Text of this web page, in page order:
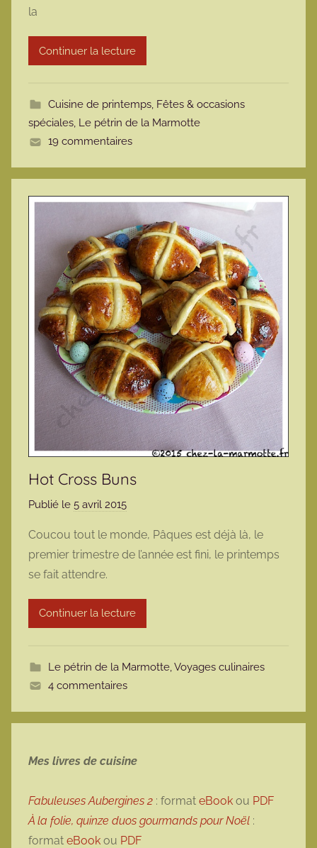
r
t
e
la
Continuer la lecture
Cuisine de printemps, Fêtes & occasions
spéciales, Le pétrin de la Marmotte
19 commentaires
Hot Cross Buns
Publié le 5 avril 2015
r
m
r
m
t
e
Coucou tout le monde, Pâques est déjà là, le
premier trimestre de l’année est fini, le printemps
se fait attendre.
Continuer la lecture
Le pétrin de la Marmotte,Voyages culinaires
4 commentaires
Mes livres de cuisine
Fabuleuses Aubergines 2 : format eBook ou PDF
À la folie, quinze duos gourmands pour Noël :
format eBook ou PDF